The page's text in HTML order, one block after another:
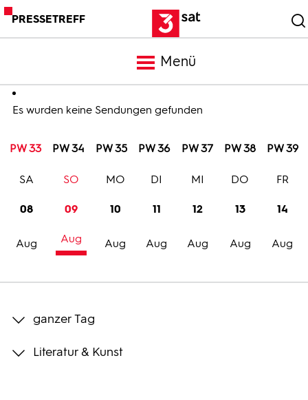
PRESSETREFF
Menü
Meldungen
Programm
Trailer
Bilder
Es wurden keine Sendungen gefunden
PW 33 PW 34 PW 35 PW 36 PW 37 PW 38 PW 39
08
Aug
SA
09
Aug
SO
10
Aug
MO
11
Aug
DI
12
Aug
MI
13
Aug
DO
14
Aug
FR
ganzer Tag
Literatur & Kunst